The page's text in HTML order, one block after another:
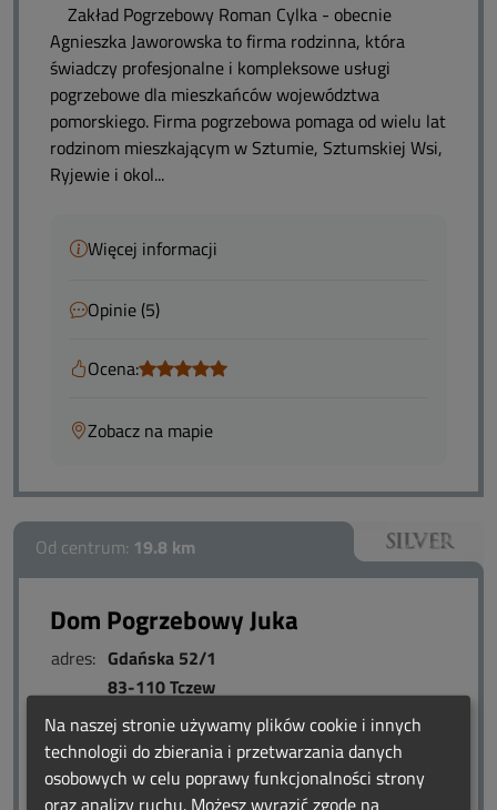
Zakład Pogrzebowy Roman Cylka - obecnie
Agnieszka Jaworowska to firma rodzinna, która
świadczy profesjonalne i kompleksowe usługi
pogrzebowe dla mieszkańców województwa
pomorskiego. Firma pogrzebowa pomaga od wielu lat
rodzinom mieszkającym w Sztumie, Sztumskiej Wsi,
Ryjewie i okol...
Więcej informacji
Opinie (5)
Ocena:
Zobacz na mapie
Od centrum: 19.8 km
Dom Pogrzebowy Juka
adres: Gdańska 52/1
83-110 Tczew
woj.:
Pomorskie
Zakład pogrzebowy w Tczewie jest do dyspozycji całą
Na naszej stronie używamy plików cookie i innych
technologii do zbierania i przetwarzania danych
osobowych w celu poprawy funkcjonalności strony
oraz analizy ruchu. Możesz wyrazić zgodę na